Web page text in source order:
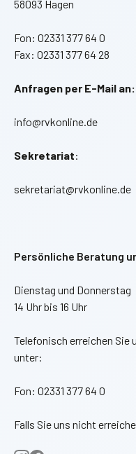
58093 Hagen
Fon: 02331 377 64 0
Fax: 02331 377 64 28
Anfragen per E-Mail an:
info@rvkonline.de
Sekretariat:
sekretariat@rvkonline.de
Persönliche Beratung
Dienstag und Donnerstag
14 Uhr bis 16 Uhr
Telefonisch erreichen Sie
unter:
Fon: 02331 377 64 0
Falls Sie uns nicht